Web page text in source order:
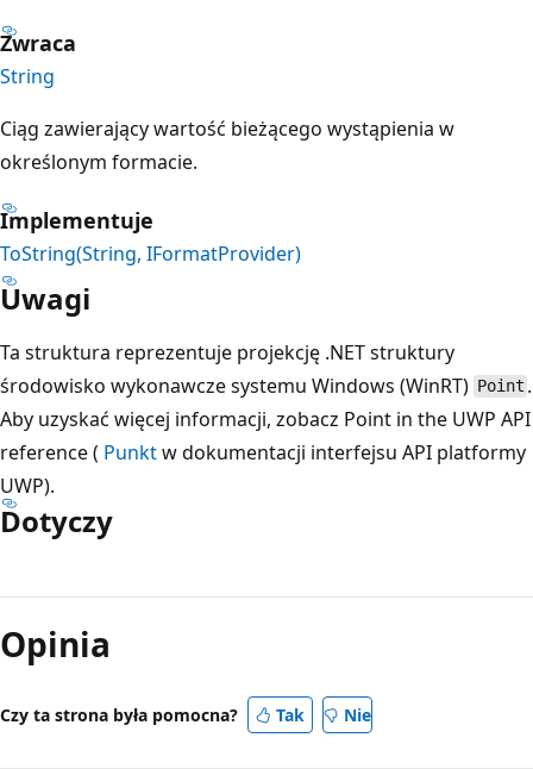
Zwraca
String
Ciąg zawierający wartość bieżącego wystąpienia w
określonym formacie.
Implementuje
ToString(String, IFormatProvider)
Uwagi
Ta struktura reprezentuje projekcję .NET struktury
środowisko wykonawcze systemu Windows (WinRT) Point .
Aby uzyskać więcej informacji, zobacz Point in the UWP API
reference ( Punktw dokumentacji interfejsu API platformy
UWP).
Dotyczy
Opinia
Czy ta strona była pomocna? Tak Nie